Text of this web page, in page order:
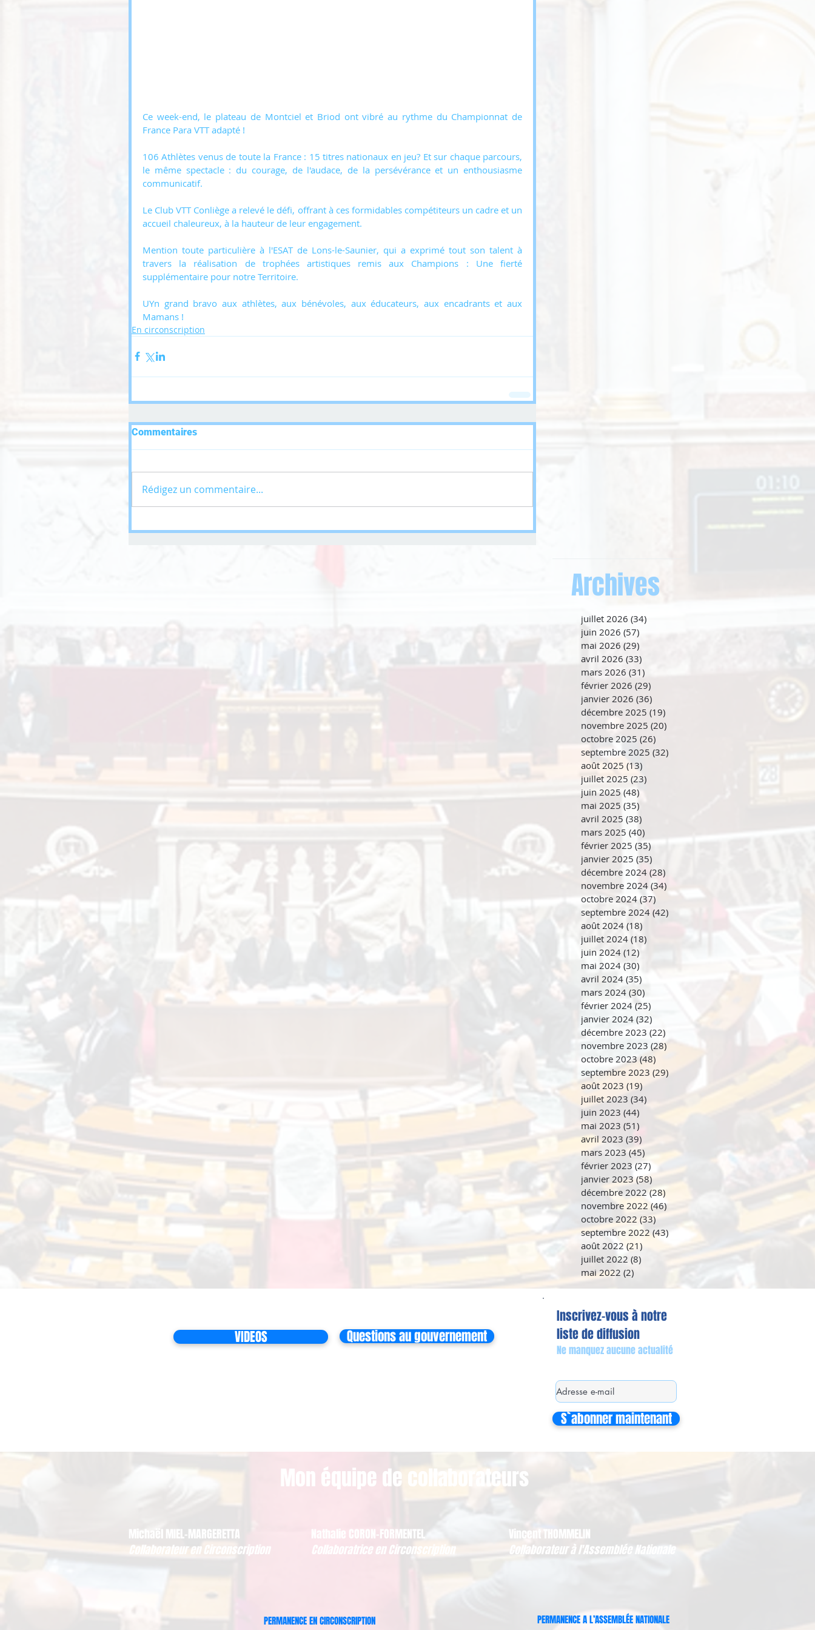
Ce week-end, le plateau de Montciel et Briod ont vibré au rythme du Championnat de
France Para VTT adapté !
106 Athlètes venus de toute la France : 15 titres nationaux en jeu? Et sur chaque parcours,
le même spectacle : du courage, de l'audace, de la persévérance et un enthousiasme
communicatif.
Le Club VTT Conliège a relevé le défi, offrant à ces formidables compétiteurs un cadre et un
accueil chaleureux, à la hauteur de leur engagement.
Mention toute particulière à l'ESAT de Lons-le-Saunier, qui a exprimé tout son talent à
travers la réalisation de trophées artistiques remis aux Champions : Une fierté
supplémentaire pour notre Territoire.
UYn grand bravo aux athlètes, aux bénévoles, aux éducateurs, aux encadrants et aux
Mamans !
En circonscription
Commentaires
Rédigez un commentaire...
Archives
juillet 2026 (34)
juin 2026 (57)
mai 2026 (29)
avril 2026 (33)
mars 2026 (31)
février 2026 (29)
janvier 2026 (36)
décembre 2025 (19)
novembre 2025 (20)
octobre 2025 (26)
septembre 2025 (32)
août 2025 (13)
juillet 2025 (23)
juin 2025 (48)48 posts
mai 2025 (35)
avril 2025 (38)
mars 2025 (40)
février 2025 (35)
janvier 2025 (35)
décembre 2024 (28)
novembre 2024 (34)
octobre 2024 (37) 37 posts
septembre 2024 (42)
août 2024 (18)
juillet 2024 (18)
juin 2024 (12)
mai 2024 (30)
avril 2024 (35)
mars 2024 (30)
février 2024 (25)
janvier 2024 (32)
décembre 2023 (22)
novembre 2023 (28) 28 posts
octobre 2023 (48)
septembre 2023 (29)
août 2023 (19)
juillet 2023 (34)
juin 2023 (44)
mai 2023 (51)
avril 2023 (39)
mars 2023 (45) 45 posts
février 2023 (27) 27 posts
janvier 2023 (58)
décembre 2022 (28)
novembre 2022 (46)46 posts
octobre 2022 (33)33 posts
septembre 2022 (43) 43 posts
août 2022 (21) 21 posts
juillet 2022 (8)
mai 2022 (2)
VIDEOS Questions au gouvernement
Inscrivez-vous à notre
liste de diffusion
Ne manquez aucune actualité
S`abonner maintenant
Mon équipe de collaborateurs
Michaël MIEL-MARGERETTA
Collaborateur en Circonscription
Vincent THOMMELIN
Collaborateur à l'Assemblée Nationale
Nathalie CORON-FORMENTEL
Collaboratrice en Circonscription
PERMANENCE EN CIRCONSCRIPTION PERMANENCE A L’ASSEMBLÉE NATIONALE